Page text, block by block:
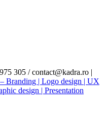
305 / contact@kadra.ro |
Branding | Logo design | UX
design | Presentation